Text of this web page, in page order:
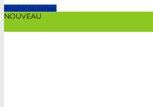
Ajouter au panier
NOUVEAU